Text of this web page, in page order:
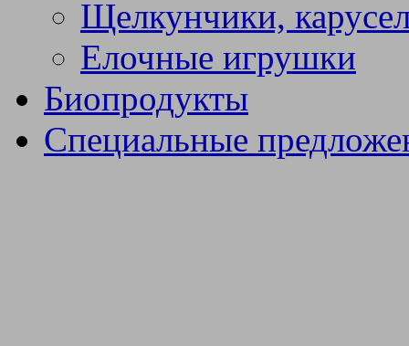
Щелкунчики,
Елочные игрушки
Биопродукты
Специальные